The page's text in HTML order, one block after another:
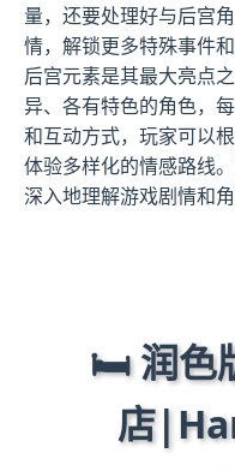
量，还要处理好与后宫
情，解锁更多特殊事件和
后宫元素是其最大亮点
异、各有特色的角色，
和互动方式，玩家可以
体验多样化的情感路线
深入地理解游戏剧情和
🛏️ 润色
店